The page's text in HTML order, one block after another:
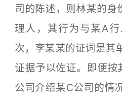
司的陈述，则林某的身
理人，其行为与某A
次，李某某的证词是其
证据予以佐证。即便按
公司介绍某C公司的情